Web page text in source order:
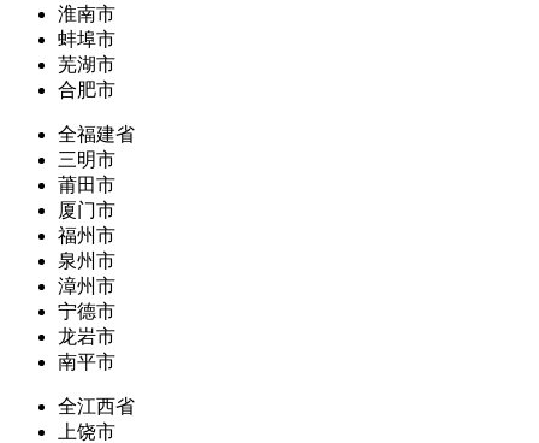
淮南市
蚌埠市
芜湖市
合肥市
全福建省
三明市
莆田市
厦门市
福州市
泉州市
漳州市
宁德市
龙岩市
南平市
全江西省
上饶市